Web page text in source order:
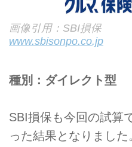
画像引用：SBI損保
www.sbisonpo.co.jp
種別：ダイレクト型
SBI損保も今回の試算
った結果となりまし